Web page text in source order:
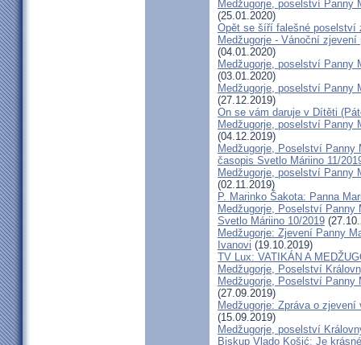
Medžugorje, poselství Panny
(25.01.2020)
Opět se šíří falešné poselství
Medžugorje - Vánoční
(04.01.2020)
Medžugorje, poselství Panny
(03.01.2020)
Medžugorje, poselství Panny
(27.12.2019)
On se vám daruje v Dítěti
Medžugorje, poselství Panny
(04.12.2019)
Medžugorje, Poselství Panny
časopis Svetlo Máriino 11/
Medžugorje, poselství Panny
(02.11.2019)
P. Marinko Šakota: Panna
Medžugorje, Poselství
Svetlo Máriino 10/2019
Medžugorje: Zjevení Panny
Ivanovi (19.10.2019)
TV Lux: VATIKÁN A
Medžugorje, Poselství
Medžugorje, Poselství
(27.09.2019)
Medžugorje: Zpráva o
(15.09.2019)
Medžugorje, poselství
Biskup Vlado Košić: Je